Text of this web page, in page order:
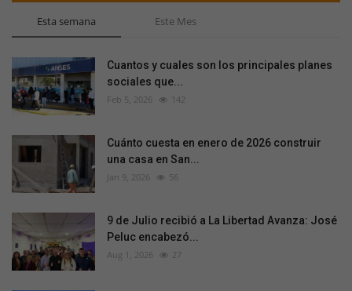
Esta semana Este Mes
Cuantos y cuales son los principales planes
sociales que...
Feb 5, 2026 142
Cuánto cuesta en enero de 2026 construir
una casa en San...
Jan 9, 2026 56
9 de Julio recibió a La Libertad Avanza: José
Peluc encabezó...
Aug 1, 2026 27